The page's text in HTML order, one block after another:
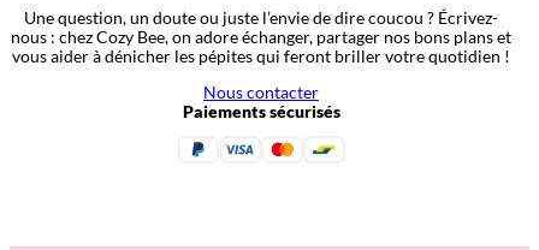
Une question, un doute ou juste l’envie de dire coucou ? Écrivez-
nous : chez Cozy Bee, on adore échanger, partager nos bons plans et
vous aider à dénicher les pépites qui feront briller votre quotidien !
Nous contacter
Paiements sécurisés